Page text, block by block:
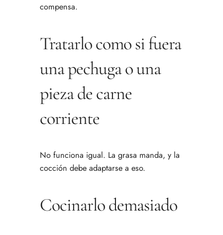
compensa.
Tratarlo como si fuera
una pechuga o una
pieza de carne
corriente
No funciona igual. La grasa manda, y la
cocción debe adaptarse a eso.
Cocinarlo demasiado